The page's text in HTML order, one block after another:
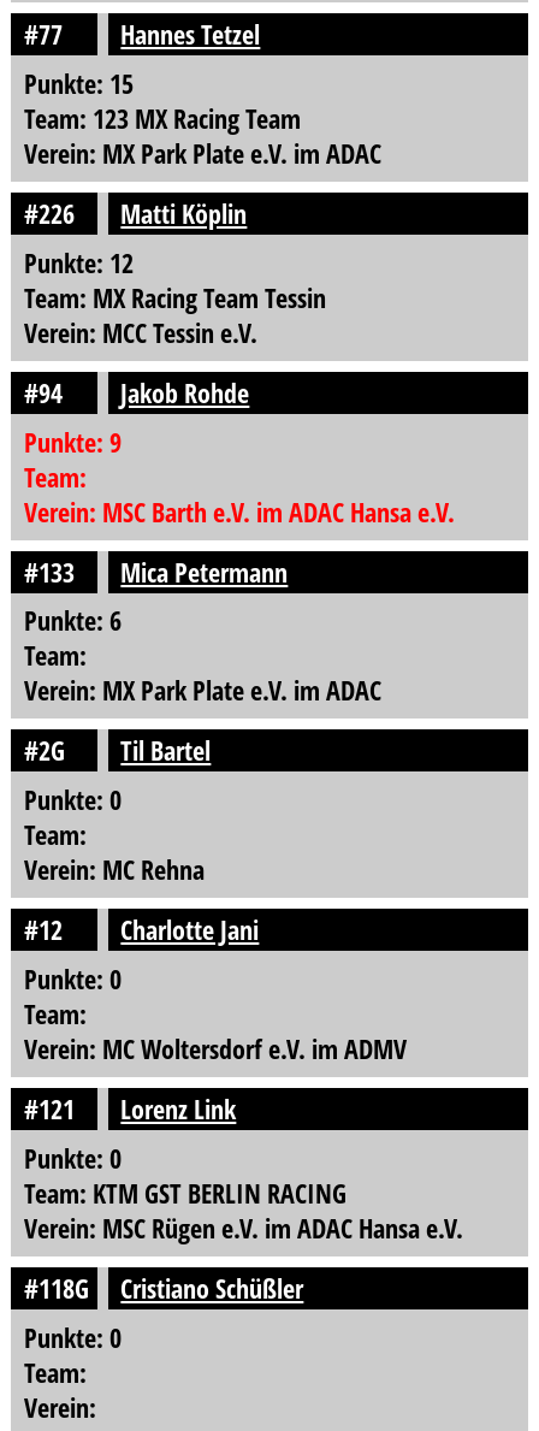
#77
Hannes Tetzel
Punkte: 15
Team: 123 MX Racing Team
Verein: MX Park Plate e.V. im ADAC
#226
Matti Köplin
Punkte: 12
Team: MX Racing Team Tessin
Verein: MCC Tessin e.V.
#94
Jakob Rohde
Punkte: 9
Team:
Verein: MSC Barth e.V. im ADAC Hansa e.V.
#133
Mica Petermann
Punkte: 6
Team:
Verein: MX Park Plate e.V. im ADAC
#2G
Til Bartel
Punkte: 0
Team:
Verein: MC Rehna
#12
Charlotte Jani
Punkte: 0
Team:
Verein: MC Woltersdorf e.V. im ADMV
#121
Lorenz Link
Punkte: 0
Team: KTM GST BERLIN RACING
Verein: MSC Rügen e.V. im ADAC Hansa e.V.
#118G
Cristiano Schüßler
Punkte: 0
Team:
Verein: